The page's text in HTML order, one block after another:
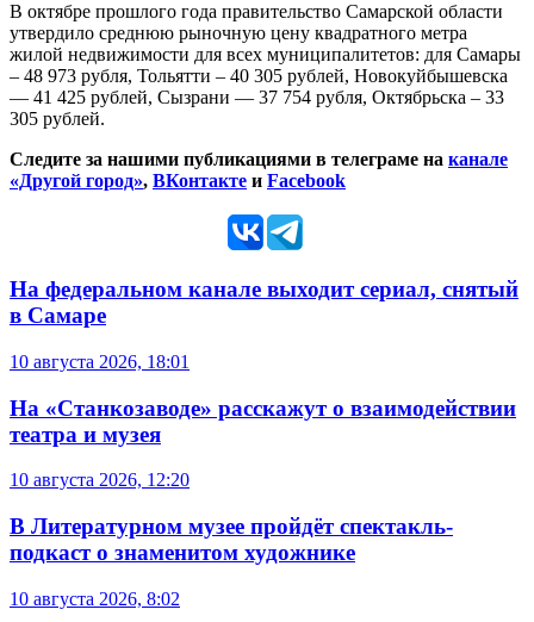
В октябре прошлого года правительство Самарской области
утвердило среднюю рыночную цену квадратного метра
жилой недвижимости для всех муниципалитетов: для Самары
– 48 973 рубля, Тольятти – 40 305 рублей, Новокуйбышевска
— 41 425 рублей, Сызрани — 37 754 рубля, Октябрьска – 33
305 рублей.
Следите за нашими публикациями в телеграме на канале
«Другой город», ВКонтакте и Facebook
На федеральном канале выходит сериал, снятый
в Самаре
10 августа 2026, 18:01
На «Станкозаводе» расскажут о взаимодействии
театра и музея
10 августа 2026, 12:20
В Литературном музее пройдёт спектакль-
подкаст о знаменитом художнике
10 августа 2026, 8:02